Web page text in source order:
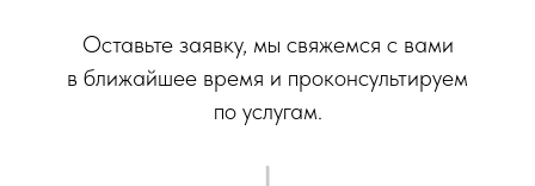
Оставьте заявку, мы свяжемся с вами
в ближайшее время и проконсультируем
по услугам.